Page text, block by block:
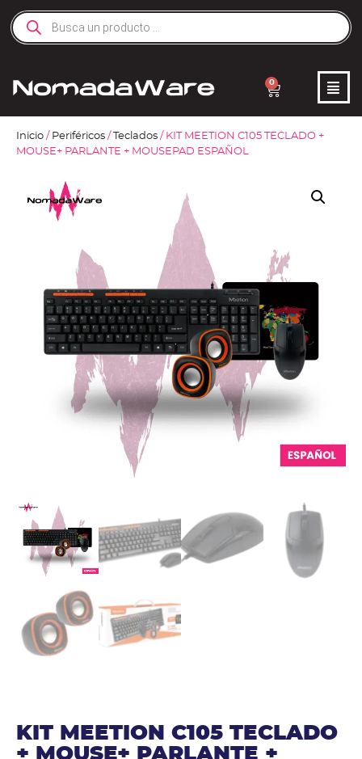
0
Inicio / Periféricos / Teclados / KIT MEETION C105 TECLADO +
MOUSE+ PARLANTE + MOUSEPAD ESPAÑOL
KIT MEETION C105 TECLADO
+ MOUSE+ PARLANTE +